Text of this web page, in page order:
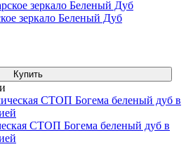
зеркало Беленый Дуб
Купить
СТОП Богема беленый дуб в